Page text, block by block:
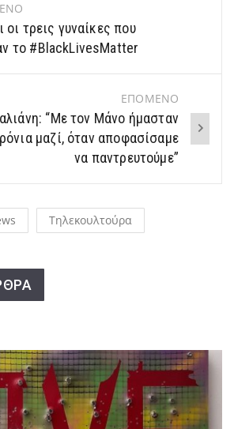
οι τρεις γυναίκες που
το #BlackLivesMatter
ΕΠΟΜΕΝΟ
“Με τον Μάνο ήμασταν
μαζί, όταν αποφασίσαμε
να παντρευτούμε”
Τηλεκουλτούρα